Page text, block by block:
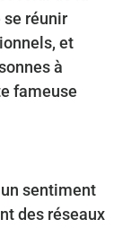
se réunir
et
à
fameuse
sentiment
des réseaux